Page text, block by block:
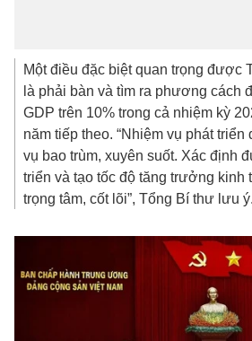
trọng tâm, cốt lõi”, Tổng Bí thư lưu ý.